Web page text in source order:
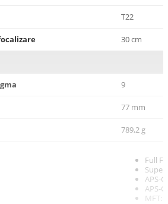
T22
30 cm
9
77 mm
789,2 g
Full
APS-
APS-
MFT: